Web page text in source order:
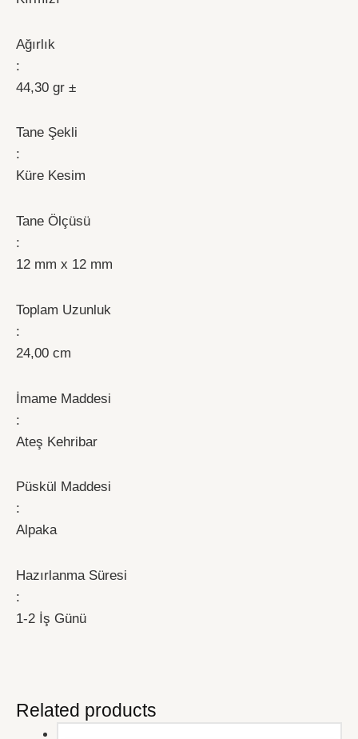
Ağırlık
:
44,30 gr ±
Tane Şekli
:
Küre Kesim
Tane Ölçüsü
:
12 mm x 12 mm
Toplam Uzunluk
:
24,00 cm
İmame Maddesi
:
Ateş Kehribar
Püskül Maddesi
:
Alpaka
Hazırlanma Süresi
:
1-2 İş Günü
Related products